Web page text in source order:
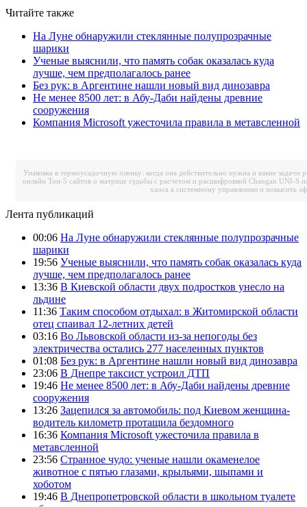
Читайте также
На Луне обнаружили стеклянные полупрозрачные
шарики
Ученые выяснили, что память собак оказалась куда
лучше, чем предполагалось ранее
Без рук: в Аргентине нашли новый вид динозавра
Не менее 8500 лет: в Абу-Даби найдены древние
сооружения
Компания Microsoft ужесточила правила в метавсленной
Упаковка в термоусадочную пленку: когда она действительно нужна и какие задачи
онлайн Топ-5 сайтов о матрице судьбы с расчетом и расшифровкой Changan UNI-S
хаоса к системному управлению и повысить
Лента публикаций
00:06 На Луне обнаружили стеклянные полупрозрачные
шарики
19:56 Ученые выяснили, что память собак оказалась куда
лучше, чем предполагалось ранее
13:36 В Киевской области двух подростков унесло на
льдине
11:36 Таким способом отдыхал: в Житомирской области
отец спаивал 12-летних детей
03:16 Во Львовской области из-за непогоды без
электричества остались 277 населенных пунктов
01:08 Без рук: в Аргентине нашли новый вид динозавра
23:06 В Днепре таксист устроил ДТП
19:46 Не менее 8500 лет: в Абу-Даби найдены древние
сооружения
13:26 Зацепился за автомобиль: под Киевом женщина-
водитель километр протащила бездомного
16:36 Компания Microsoft ужесточила правила в
метавсленной
23:56 Странное чудо: ученые нашли окаменелое
животное с пятью глазами, крыльями, шыпами и
хоботом
19:46 В Днепропетровской области в школьном туалете